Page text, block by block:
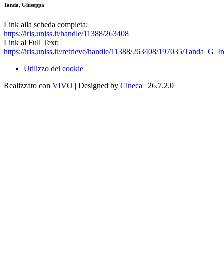
Tanda, Giuseppa
Link alla scheda completa:
https://iris.uniss.it/handle/11388/263408
Link al Full Text:
https://iris.uniss.it//retrieve/handle/11388/263408/197035/
Utilizzo dei cookie
Realizzato con VIVO | Designed by Cineca | 26.7.2.0